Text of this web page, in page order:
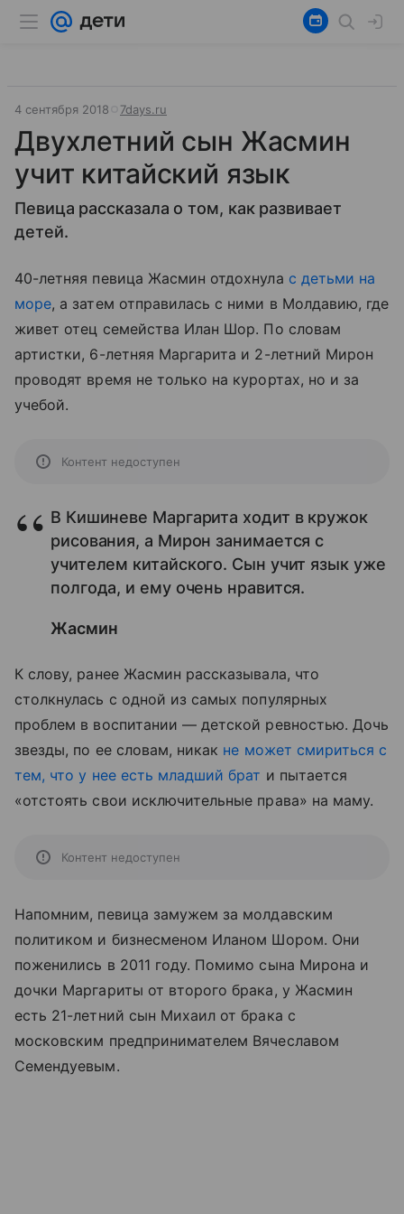
4 сентября 2018 7days.ru
Двухлетний сын Жасмин
учит китайский язык
Певица рассказала о том, как развивает
детей.
40-летняя певица Жасмин отдохнула с детьми на
море, а затем отправилась с ними в Молдавию, где
живет отец семейства Илан Шор. По словам
артистки, 6-летняя Маргарита и 2-летний Мирон
проводят время не только на курортах, но и за
учебой.
Контент недоступен
В Кишиневе Маргарита ходит в кружок
рисования, а Мирон занимается с
учителем китайского. Сын учит язык уже
полгода, и ему очень нравится.
Жасмин
К слову, ранее Жасмин рассказывала, что
столкнулась с одной из самых популярных
проблем в воспитании — детской ревностью. Дочь
звезды, по ее словам, никак не может смириться с
тем, что у нее есть младший брат и пытается
«отстоять свои исключительные права» на маму.
Контент недоступен
Напомним, певица замужем за молдавским
политиком и бизнесменом Иланом Шором. Они
поженились в 2011 году. Помимо сына Мирона и
дочки Маргариты от второго брака, у Жасмин
есть 21-летний сын Михаил от брака с
московским предпринимателем Вячеславом
Семендуевым.